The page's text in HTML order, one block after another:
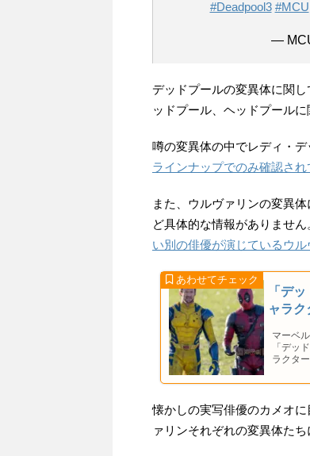
#Deadpool3 #MCU
—
デッドプールの変異体に関
ッドプール、ヘッドプール
噂の変異体の中でレディ・
ラインナップでのみ確認され
また、ウルヴァリンの変異
ど具体的な情報がありません
い別の俳優が演じているウ
「デ
ャラク
マーベ
「デッ
ラクタ
懐かしの実写俳優のカメオ
ァリンそれぞれの変異体た